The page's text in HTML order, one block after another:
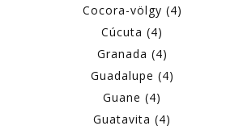
Cocora-völgy (4)
Cúcuta (4)
Granada (4)
Guadalupe (4)
Guane (4)
Guatavita (4)